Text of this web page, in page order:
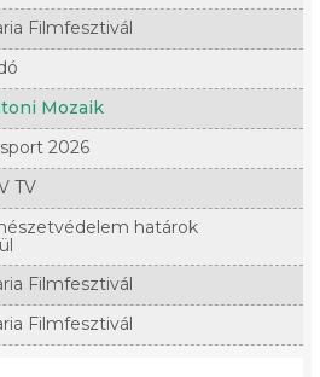
Filmfesztivál
Mozaik
2026
TV
határok
Filmfesztivál
Filmfesztivál